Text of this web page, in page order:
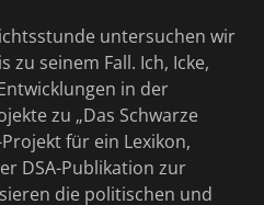
untersuchen wir
zu seinem Fall. Ich, Icke,
in der
zu „Das Schwarze
für ein Lexikon,
DSA-Publikation zur
die politischen und